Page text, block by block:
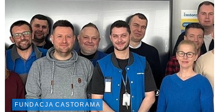
FUNDACJA CASTORAMA